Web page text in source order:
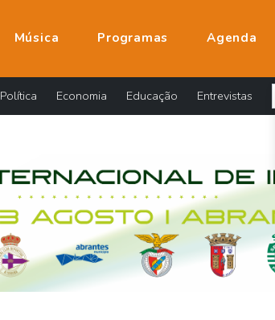
Música Programas Agenda
Política Economia Educação Entrevistas